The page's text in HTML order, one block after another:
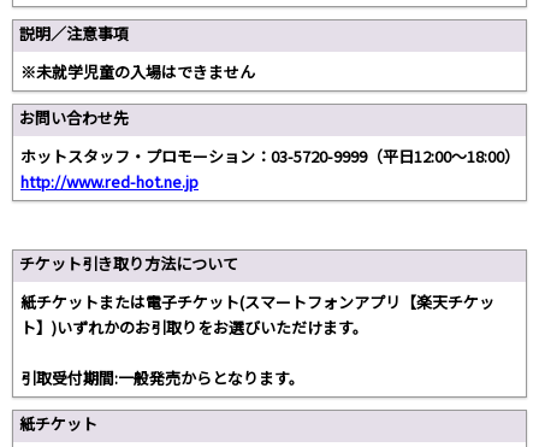
説明／注意事項
※未就学児童の入場はできません
お問い合わせ先
ホットスタッフ・プロモーション：03-5720-9999（平日12:00～18:00）
http://www.red-hot.ne.jp
チケット引き取り方法について
紙チケットまたは電子チケット(スマートフォンアプリ【楽天チケッ
ト】)いずれかのお引取りをお選びいただけます。
引取受付期間:一般発売からとなります。
紙チケット